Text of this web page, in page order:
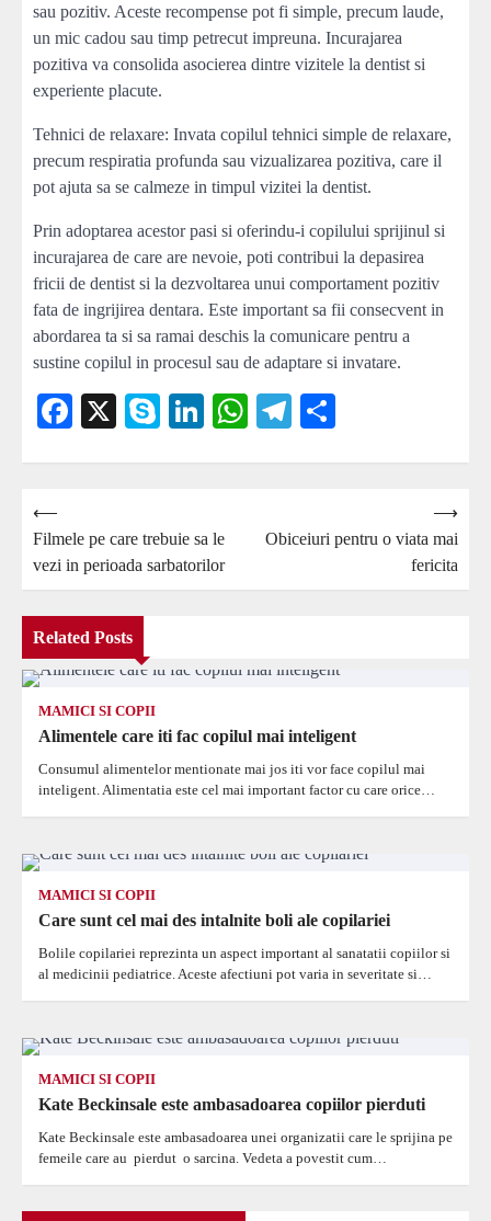
sau pozitiv. Aceste recompense pot fi simple, precum laude,
un mic cadou sau timp petrecut impreuna. Incurajarea
pozitiva va consolida asocierea dintre vizitele la dentist si
experiente placute.
Tehnici de relaxare: Invata copilul tehnici simple de relaxare,
precum respiratia profunda sau vizualizarea pozitiva, care il
pot ajuta sa se calmeze in timpul vizitei la dentist.
Prin adoptarea acestor pasi si oferindu-i copilului sprijinul si
incurajarea de care are nevoie, poti contribui la depasirea
fricii de dentist si la dezvoltarea unui comportament pozitiv
fata de ingrijirea dentara. Este important sa fii consecvent in
abordarea ta si sa ramai deschis la comunicare pentru a
sustine copilul in procesul sau de adaptare si invatare.
Facebook
X SkypeLinkedIn
WhatsApp
Telegram
Navigare
în
⟵
Filmele pe care trebuie sa le
vezi in perioada sarbatorilor
Obiceiuri pentru o viata mai
fericita
⟶
Related Posts
MAMICI SI COPII
Alimentele care iti fac copilul mai inteligent
Consumul alimentelor mentionate mai jos iti vor face copilul mai
inteligent. Alimentatia este cel mai important factor cu care orice…
MAMICI SI COPII
Care sunt cel mai des intalnite boli ale copilariei
Bolile copilariei reprezinta un aspect important al sanatatii copiilor si
al medicinii pediatrice. Aceste afectiuni pot varia in severitate si…
MAMICI SI COPII
Kate Beckinsale este ambasadoarea copiilor pierduti
Kate Beckinsale este ambasadoarea unei organizatii care le sprijina pe
femeile care au pierdut o sarcina. Vedeta a povestit cum…